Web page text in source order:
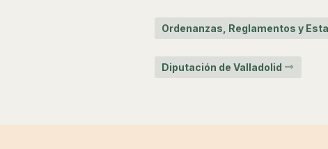
Ordenanzas, Reglamentos y
Diputación de Valladolid